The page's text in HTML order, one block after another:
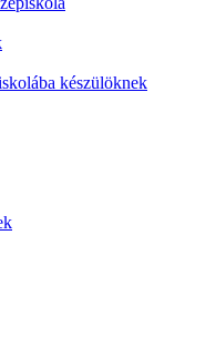
készülöknek